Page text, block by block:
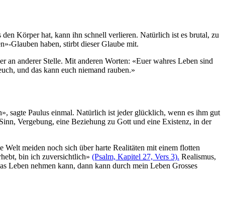
Körper hat, kann ihn schnell verlieren. Natürlich ist es brutal, zu
Glauben haben, stirbt dieser Glaube mit.
an anderer Stelle. Mit anderen Worten: «Euer wahres Leben sind
und das kann euch niemand rauben.»
sagte Paulus einmal. Natürlich ist jeder glücklich, wenn es ihm gut
Vergebung, eine Beziehung zu Gott und eine Existenz, in der
meiden noch sich über harte Realitäten mit einem flotten
bin ich zuversichtlich» (Psalm, Kapitel 27, Vers 3). Realismus,
Leben nehmen kann, dann kann durch mein Leben Grosses